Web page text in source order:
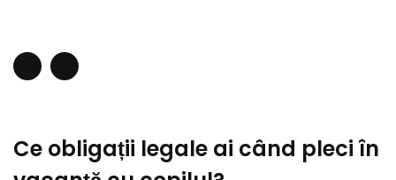
Ce obligații legale ai când pleci în